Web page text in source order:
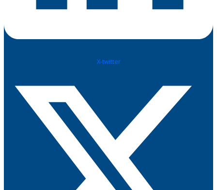
X-twitter